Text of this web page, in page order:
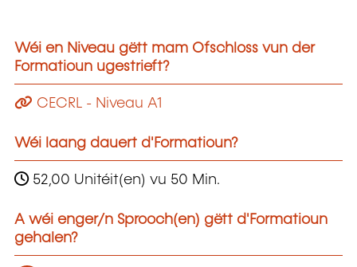
Wéi en Niveau gëtt mam Ofschloss vun der
Formatioun ugestrieft?
CECRL - Niveau A1
Wéi laang dauert d'Formatioun?
52,00 Unitéit(en) vu 50 Min.
A wéi enger/n Sprooch(en) gëtt d'Formatioun
gehalen?